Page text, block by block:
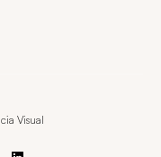
Visual